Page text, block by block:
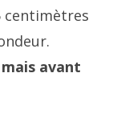
centimètres
avant